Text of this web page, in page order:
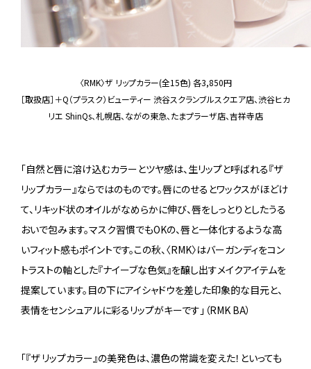
〈RMK〉ザ リップカラー(全15色) 各3,850円
［取扱店］＋Q（プラスク）ビューティー 渋谷スクランブルスクエア店、渋谷ヒカ
リエ ShinQs、札幌店、ながの東急、たまプラーザ店、吉祥寺店
「自然と唇に溶け込むカラーとツヤ感は、生リップと呼ばれる『ザ
リップカラー』ならではのものです。唇にのせるとワックスがほどけ
て、リキッド状のオイルがなめらかに伸び、唇をしっとりとしたうる
おいで包みます。マスク習慣でもOKの、唇と一体化するような高
いフィット感もポイントです。この秋、〈RMK〉はバーガンディをコン
トラストの軸とした『ナイーブな色気』を醸し出すメイクアイテムを
提案しています。目の下にアイシャドウを差した印象的な目元と、
表情をセンシュアルに彩るリップがキーです」（RMK BA）
「『ザ リップカラー』の美発色は、濃色の常識を変えた！といっても